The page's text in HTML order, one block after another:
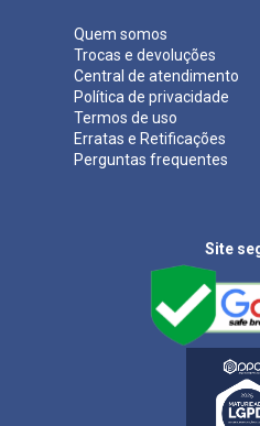
Quem somos
Trocas e devoluções
Central de atendimento
Política de privacidade
Termos de uso
Erratas e Retificações
Perguntas frequentes
Site